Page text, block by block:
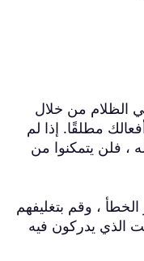
الظلام من خلال
مطلقًا. إذا لم
، فلن يتمكنوا من
، وقم بتغليفهم
الذي يدركون فيه